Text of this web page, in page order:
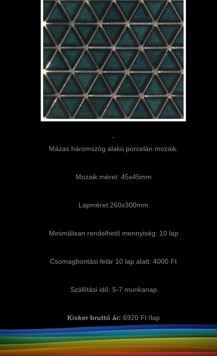
-
Mázas háromszög alakú porcelán mozaik.
Mozaik méret: 45x45mm
Lapméret:260x300mm
Minimálisan rendelhető mennyiség: 10 lap
Csomagbontási felár 10 lap alatt: 4000 Ft
Szállítási idő: 5-7 munkanap
Kisker bruttó ár: 6920 Ft /lap